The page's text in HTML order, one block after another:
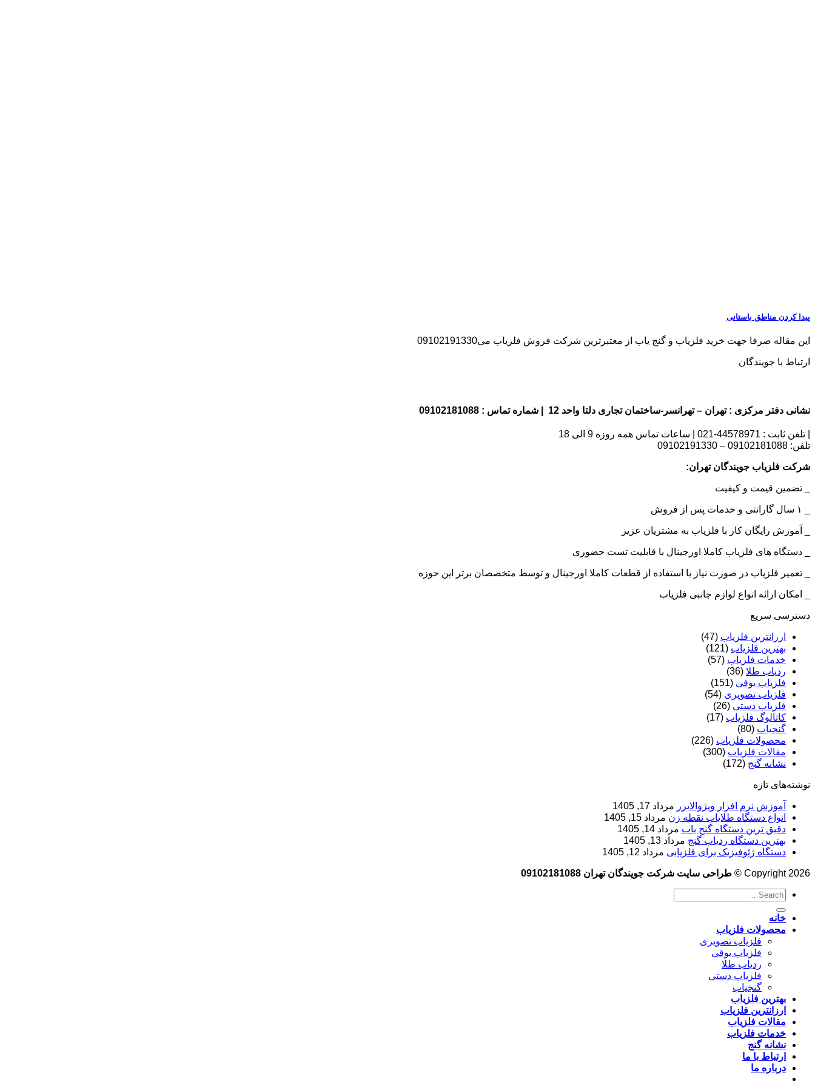
پیدا کردن مناطق باستانی
این مقاله صرفا جهت خرید فلزیاب و گنج یاب از معتبرترین شرکت فروش فلزیاب می09102191330
ارتباط با جویندگان
نشانی دفتر مرکزی : تهران – تهرانسر-ساختمان تجاری دلتا واحد 12 | شماره تماس : 09102181088
| تلفن ثابت : 44578971-021 | ساعات تماس همه روزه 9 الی 18
تلفن: 09102181088 – 09102191330
شرکت فلزیاب جویندگان تهران:
_ تضمین قیمت و کیفیت
_ آموزش رایگان کار با فلزیاب به مشتریان عزیز
_ دستگاه های فلزیاب کاملا اورجینال با قابلیت تست حضوری
_ تعمیر فلزیاب در صورت نیاز با استفاده از قطعات کاملا اورجینال و توسط متخصصان برتر این حوزه
_ امکان ارائه انواع لوازم جانبی فلزیاب
دسترسی سریع
ارزانترین فلزیاب (47)
بهترین فلزیاب (121)
خدمات فلزیاب (57)
ردیاب طلا (36)
فلزیاب بوقی (151)
فلزیاب تصویری (54)
فلزیاب دستی (26)
کاتالوگ فلزیاب (17)
گنجیاب (80)
محصولات فلزیاب (226)
مقالات فلزیاب (300)
نشانه گنج (172)
نوشته‌های تازه
آموزش نرم‌ افزار ویژوالایزر مرداد 17, 1405
انواع دستگاه طلایاب نقطه زن مرداد 15, 1405
دقیق ترین دستگاه گنج یاب مرداد 14, 1405
بهترین دستگاه ردیاب گنج مرداد 13, 1405
دستگاه ژئوفیزیک برای فلزیابی مرداد 12, 1405
Copyright 2026 © طراحی سایت شرکت جویندگان تهران 09102181088
خانه
محصولات فلزیاب
فلزیاب تصویری
فلزیاب بوقی
ردیاب طلا
فلزیاب دستی
گنجیاب
بهترین فلزیاب
ارزانترین فلزیاب
مقالات فلزیاب
خدمات فلزیاب
نشانه گنج
ارتباط با ما
درباره ما